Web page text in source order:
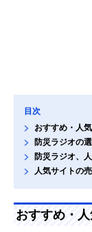
目次
おすすめ・人
防災ラジオの
防災ラジオ、
人気サイトの
おすすめ・